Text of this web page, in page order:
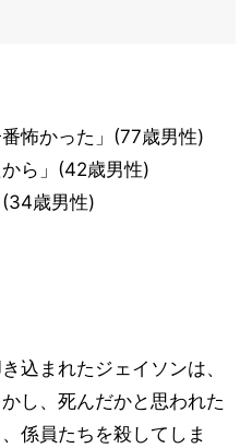
怖かった」(77歳男性)
ら」(42歳男性)
(34歳男性)
込まれたジェイソンは、
し、死んだかと思われた
係員たちを殺してしま